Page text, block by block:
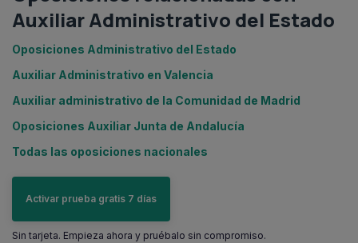
Auxiliar Administrativo del Estado
Oposiciones Administrativo del Estado
Auxiliar Administrativo en Valencia
Auxiliar administrativo de la Comunidad de Madrid
Oposiciones Auxiliar Junta de Andalucía
Todas las oposiciones nacionales
Activar prueba gratis 7 días
Sin tarjeta. Empieza ahora y pruébalo sin compromiso.